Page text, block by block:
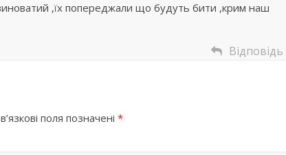
,їх попереджали що будуть бити ,крим наш
Відповідь
поля позначені *